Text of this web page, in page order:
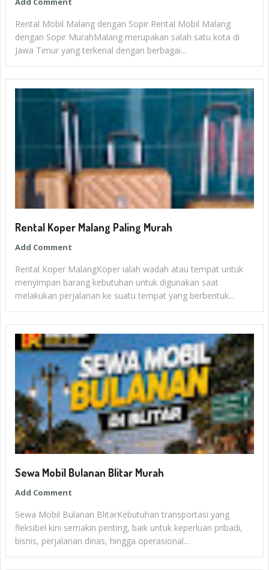
Rental Mobil Malang dengan Sopir Rental Mobil Malang
dengan Sopir MurahMalang merupakan salah satu kota di
Jawa Timur yang terkenal dengan berbagai...
Rental Koper Malang Paling Murah
Add Comment
Rental Koper MalangKoper ialah wadah atau tempat untuk
menyimpan barang kebutuhan untuk digunakan saat
melakukan perjalanan ke suatu tempat yang berbentuk...
Sewa Mobil Bulanan Blitar Murah
Add Comment
Sewa Mobil Bulanan BlitarKebutuhan transportasi yang
fleksibel kini semakin penting, baik untuk keperluan pribadi,
bisnis, perjalanan dinas, hingga operasional...